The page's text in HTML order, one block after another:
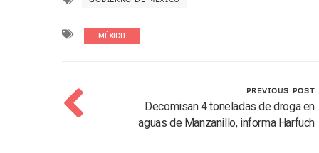
CUCosta E IMSS Nayarit
Videos De Presunto
Playa Las Cocinas: Retiran
Dr. Álvarez Zayas Dirige
MÉXICO
PREVIOUS POST
Decomisan 4 toneladas de droga en
aguas de Manzanillo, informa Harfuch